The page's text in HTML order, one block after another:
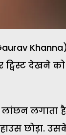
देखने
लगाता
छोड़ा.